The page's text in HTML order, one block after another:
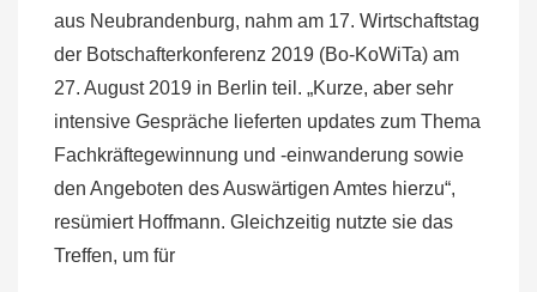
aus Neubrandenburg, nahm am 17. Wirtschaftstag
der Botschafterkonferenz 2019 (Bo-KoWiTa) am
27. August 2019 in Berlin teil. „Kurze, aber sehr
intensive Gespräche lieferten updates zum Thema
Fachkräftegewinnung und -einwanderung sowie
den Angeboten des Auswärtigen Amtes hierzu“,
resümiert Hoffmann. Gleichzeitig nutzte sie das
Treffen, um für